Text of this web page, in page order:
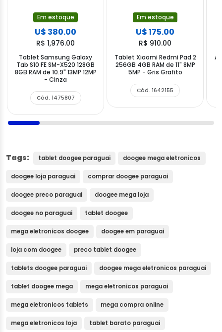
Em estoque
U$ 380.00
R$ 1,976.00
Tablet Samsung Galaxy
Tab S10 FE SM-X520 128GB
8GB RAM de 10.9" 13MP 12MP
- Cinza
Cód. 1475807
Em estoque
U$ 175.00
R$ 910.00
Tablet Xiaomi Redmi Pad 2
256GB 4GB RAM de 11" 8MP
5MP - Gris Grafito
Cód. 1642155
Tags: tablet doogee paraguai doogee mega eletronicos
doogee loja paraguai comprar doogee paraguai
doogee preco paraguai doogee mega loja
doogee no paraguai tablet doogee
mega eletronicos doogee doogee em paraguai
loja com doogee preco tablet doogee
tablets doogee paraguai doogee mega eletronicos paraguai
tablet doogee mega mega eletronicos paraguai
mega eletronicos tablets mega compra online
mega eletronicos loja tablet barato paraguai